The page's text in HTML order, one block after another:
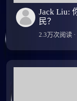
Jack Liu:
民？
2.3万次阅读